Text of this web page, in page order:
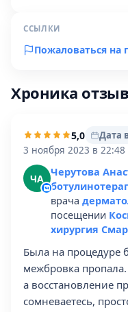
ССЫЛКИ
Пожаловаться на
Хроника
5,0
Дата
3 ноября 2023 в 22:48
ЧА Черутова
врача
посещении
хирургия
Была на процедуре
межбровка
а восстановление
сомневаетесь,